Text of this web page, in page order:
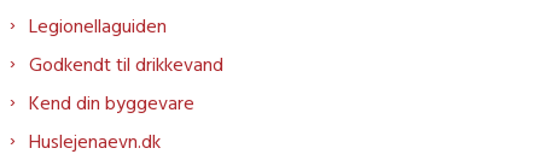
Legionellaguiden
Godkendt til drikkevand
Kend din byggevare
Huslejenaevn.dk